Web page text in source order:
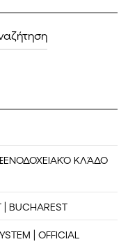
ΞΕΝΟΔΟΧΕΙΑΚΌ ΚΛΆΔΟ
| BUCHAREST
| OFFICIAL